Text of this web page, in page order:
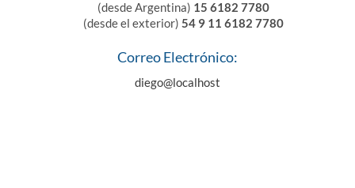
(desde Argentina) 15 6182 7780
(desde el exterior) 54 9 11 6182 7780
Correo Electrónico:
diego@localhost